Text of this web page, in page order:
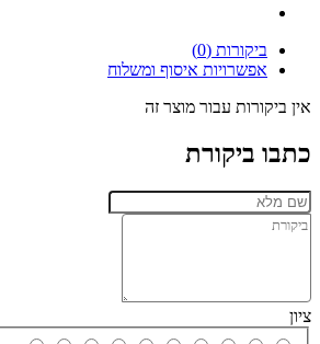
ביקורות (0)
אפשרויות איסוף ומשלוח
אין ביקורות עבור מוצר זה
כתבו ביקורת
ציון